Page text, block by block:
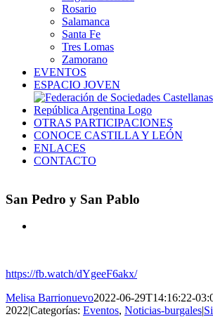
Rosario
Salamanca
Santa Fe
Tres Lomas
Zamorano
EVENTOS
ESPACIO JOVEN
OTRAS PARTICIPACIONES
CONOCE CASTILLA Y LEÓN
ENLACES
CONTACTO
San Pedro y San Pablo
https://fb.watch/dYgeeF6akx/
Melisa Barrionuevo2022-06-29T14:16:22-
2022|Categorías: Eventos, Noticias-burgales|